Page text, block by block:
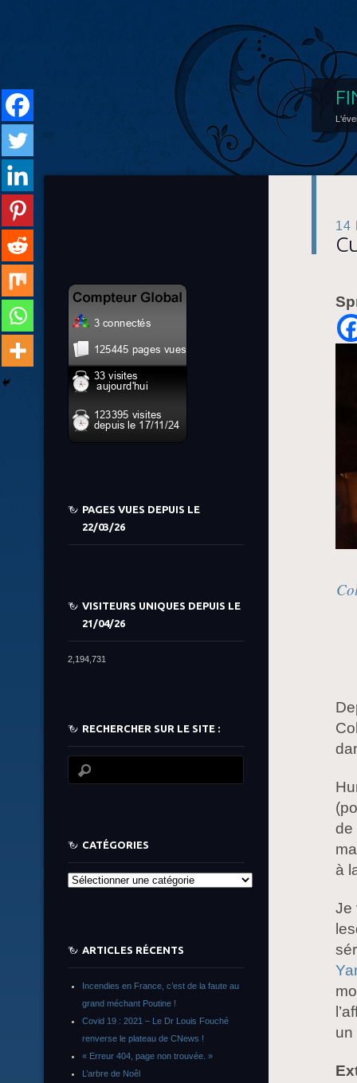
14
de
à
Je
un
PAGES VUES DEPUIS LE
22/03/26
VISITEURS UNIQUES DEPUIS LE
21/04/26
2,194,731
RECHERCHER SUR LE SITE :
CATÉGORIES
Catégories
ARTICLES RÉCENTS
Incendies en France, c’est de la faute au
grand méchant Poutine !
Covid 19 : 2021 – Le Dr Louis Fouché
renverse le plateau de CNews !
« Erreur 404, page non trouvée. »
L’arbre de Noêl